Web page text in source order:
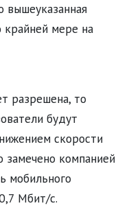
вышеуказанная
крайней мере на
разрешена, то
будут
скорости
замечено компанией
мобильного
Мбит/с.